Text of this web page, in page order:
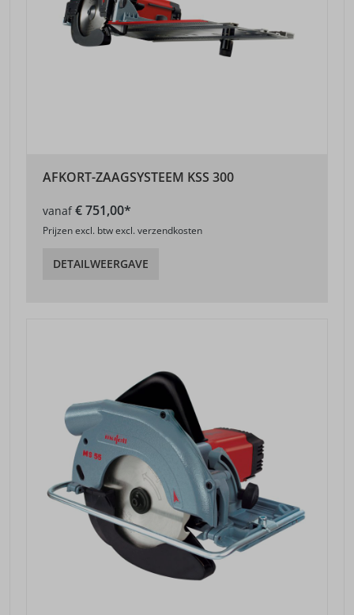
AFKORT-ZAAGSYSTEEM KSS 300
vanaf€ 751,00*
Prijzen excl. btw excl. verzendkosten
DETAILWEERGAVE